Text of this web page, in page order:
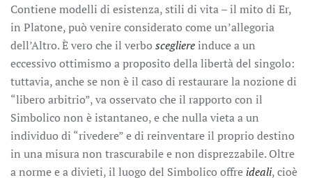
Contiene modelli di esistenza, stili di vita – il mito di Er,
in Platone, può venire considerato come un’allegoria
dell’Altro. È vero che il verbo scegliereinduce a un
eccessivo ottimismo a proposito della libertà del singolo:
tuttavia, anche se non è il caso di restaurare la nozione di
“libero arbitrio”, va osservato che il rapporto con il
Simbolico non è istantaneo, e che nulla vieta a un
individuo di “rivedere” e di reinventare il proprio destino
in una misura non trascurabile e non disprezzabile. Oltre
a norme e a divieti, il luogo del Simbolico offre ideali, cioè